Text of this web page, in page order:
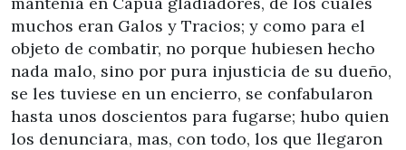
muchos eran Galos y Tracios; y como para el
objeto de combatir, no porque hubiesen hecho
nada malo, sino por pura injusticia de su dueño,
se les tuviese en un encierro, se confabularon
hasta unos doscientos para fugarse; hubo quien
los denunciara, mas, con todo, los que llegaron